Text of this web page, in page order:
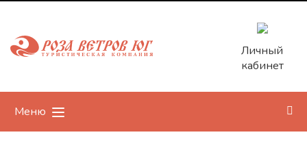
Личный
кабинет
Меню